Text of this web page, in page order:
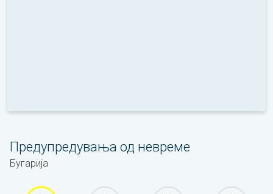
Предупредувања од невреме
Бугарија